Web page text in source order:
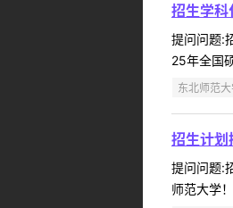
招生学科
提问问题:
25年全国
东北师范
招生计划
提问问题:
师范大学